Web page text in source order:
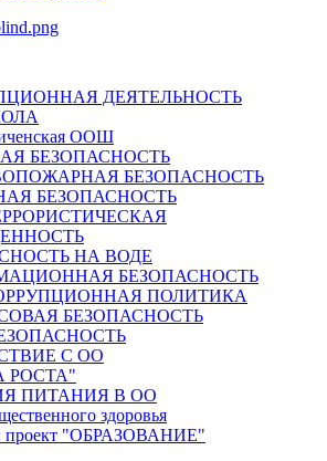
ДЕЯТЕЛЬНОСТЬ
ООШ
БЕЗОПАСНОСТЬ
БЕЗОПАСНОСТЬ
БЕЗОПАСНОСТЬ
НА ВОДЕ
БЕЗОПАСНОСТЬ
ПОЛИТИКА
БЕЗОПАСНОСТЬ
С ОО
РОСТА"
ПИТАНИЯ В ОО
здоровья
проект "ОБРАЗОВАНИЕ"